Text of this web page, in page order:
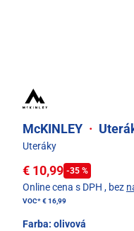
McKINLEY ·
Uteráky
€ 10,99 -35 %
Online cena s DPH , bez
VOC*€ 16,99
Farba: olivová